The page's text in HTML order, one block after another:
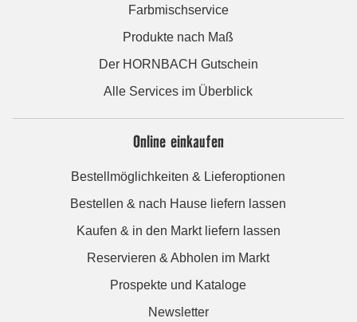
Farbmischservice
Produkte nach Maß
Der HORNBACH Gutschein
Alle Services im Überblick
Online einkaufen
Bestellmöglichkeiten & Lieferoptionen
Bestellen & nach Hause liefern lassen
Kaufen & in den Markt liefern lassen
Reservieren & Abholen im Markt
Prospekte und Kataloge
Newsletter